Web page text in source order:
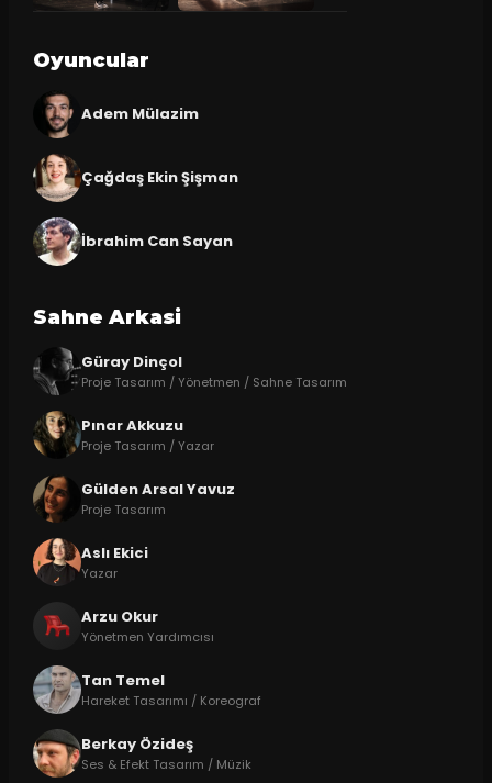
Oyuncular
Adem Mülazim
Çağdaş Ekin Şişman
İbrahim Can Sayan
Sahne Arkasi
Güray Dinçol
Proje Tasarım / Yönetmen / Sahne Tasarım
Pınar Akkuzu
Proje Tasarım / Yazar
Gülden Arsal Yavuz
Proje Tasarım
Aslı Ekici
Yazar
Arzu Okur
Yönetmen Yardımcısı
Tan Temel
Hareket Tasarımı / Koreograf
Berkay Özideş
Ses & Efekt Tasarım / Müzik